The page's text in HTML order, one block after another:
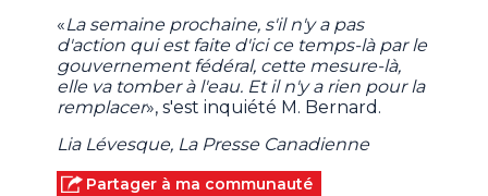
«La semaine prochaine, s'il n'y a pas
d'action qui est faite d'ici ce temps-là par le
gouvernement fédéral, cette mesure-là,
elle va tomber à l'eau. Et il n'y a rien pour la
remplacer», s'est inquiété M. Bernard.
Lia Lévesque, La Presse Canadienne
Partager à ma communauté